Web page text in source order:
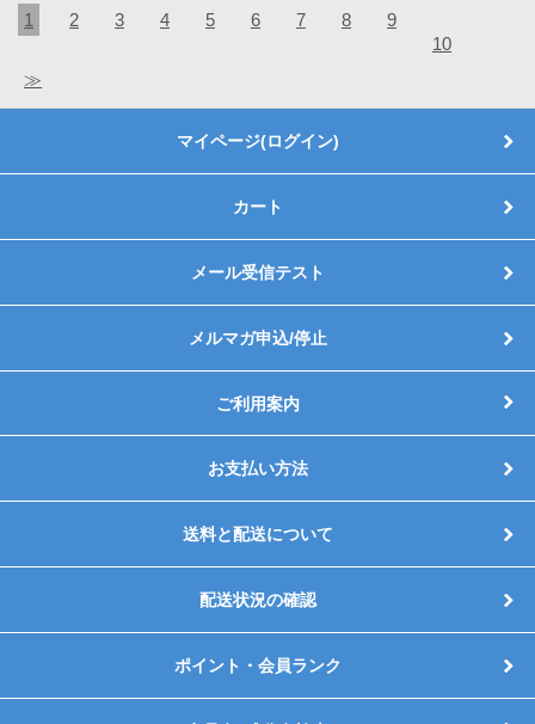
1 2 3 4 5 6 7 8
9
10
≫
マイページ(ログイン)
カート
メール受信テスト
メルマガ申込/停止
ご利用案内
お支払い方法
送料と配送について
配送状況の確認
ポイント・会員ランク